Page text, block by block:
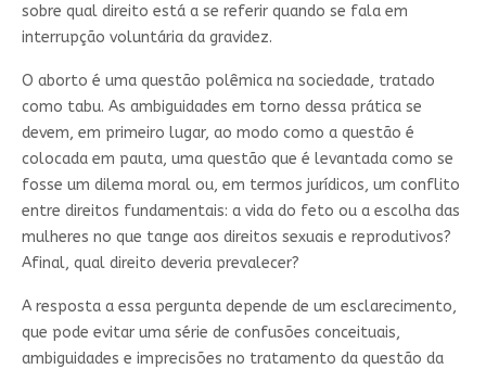
sobre qual direito está a se referir quando se fala em
interrupção voluntária da gravidez.
O aborto é uma questão polêmica na sociedade, tratado
como tabu. As ambiguidades em torno dessa prática se
devem, em primeiro lugar, ao modo como a questão é
colocada em pauta, uma questão que é levantada como se
fosse um dilema moral ou, em termos jurídicos, um conflito
entre direitos fundamentais: a vida do feto ou a escolha das
mulheres no que tange aos direitos sexuais e reprodutivos?
Afinal, qual direito deveria prevalecer?
A resposta a essa pergunta depende de um esclarecimento,
que pode evitar uma série de confusões conceituais,
ambiguidades e imprecisões no tratamento da questão da